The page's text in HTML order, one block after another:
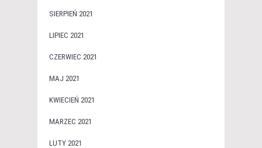
SIERPIEŃ 2021
LIPIEC 2021
CZERWIEC 2021
MAJ 2021
KWIECIEŃ 2021
MARZEC 2021
LUTY 2021